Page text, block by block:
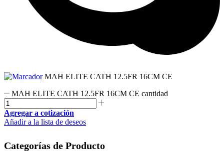
MAH ELITE CATH 12.5FR 16CM CE
MAH ELITE CATH 12.5FR 16CM CE cantidad
Agregar a cotización
Añadir a la lista de deseos
Categorías de Producto